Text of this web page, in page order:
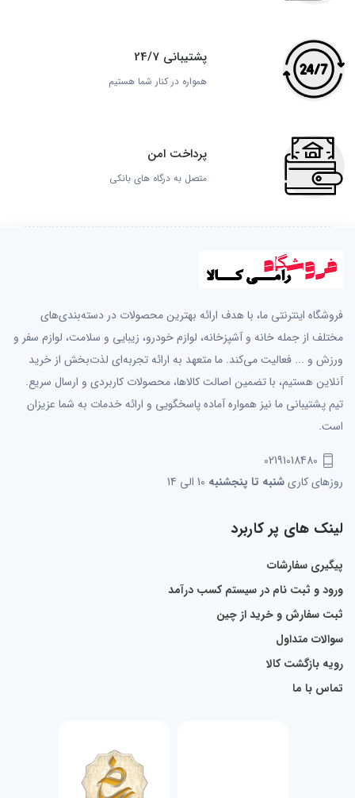
پشتیبانی 24/7
همواره در کنار شما هستیم
پرداخت امن
متصل به درگاه های بانکی
فروشگاه اینترنتی ما، با هدف ارائه بهترین محصولات در دسته‌بندی‌های
مختلف از جمله خانه و آشپزخانه، لوازم خودرو، زیبایی و سلامت، لوازم سفر و
ورزش و ... فعالیت می‌کند. ما متعهد به ارائه تجربه‌ای لذت‌بخش از خرید
آنلاین هستیم، با تضمین اصالت کالاها، محصولات کاربردی و ارسال سریع.
تیم پشتیبانی ما نیز همواره آماده پاسخگویی و ارائه خدمات به شما عزیزان
است.
02191018480
روزهای کاریشنبه تا پنجشنبه
لینک های پر کاربرد
پیگیری سفارشات
ورود و ثبت نام در سیستم کسب درآمد
ثبت سفارش و خرید از چین
سوالات متداول
رویه بازگشت کالا
تماس با ما